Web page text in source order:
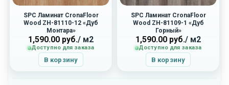
SPC Ламинат CronaFloor
Wood ZH-81110-12 «Дуб
Монтара»
1,590.00 руб./ м2
Доступно для заказа
В корзину
SPC Ламинат CronaFloor
Wood ZH-81109-1 «Дуб
Горный»
1,590.00 руб./ м2
Доступно для заказа
В корзину